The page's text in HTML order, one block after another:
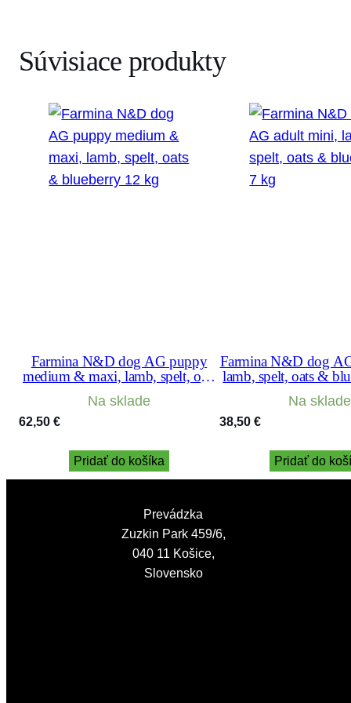
Súvisiace produkty
Farmina N&D dog AG puppy
medium & maxi, lamb, spelt, oats
Na sklade
62,50 €
Pridať do košíka
Farmina N&D dog
lamb, spelt, oats &
Na sklade
38,50 €
Pridať do
Prevádzka
Zuzkin Park 459/6,
040 11 Košice,
Slovensko